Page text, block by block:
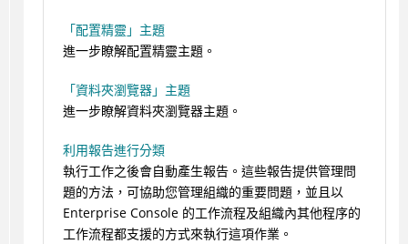
「配置精靈」主題
進一步瞭解配置精靈主題。
「資料夾瀏覽器」主題
進一步瞭解資料夾瀏覽器主題。
利用報告進行分類
執行工作之後會自動產生報告。這些報告提供管理問
題的方法，可協助您管理組織的重要問題，並且以
Enterprise Console 的工作流程及組織內其他程序的
工作流程都支援的方式來執行這項作業。